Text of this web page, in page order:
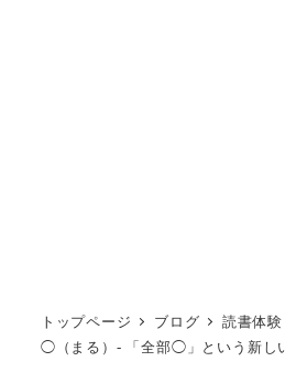
トップページ ブログ 読書体験
◯（まる）- 「全部◯」という新し